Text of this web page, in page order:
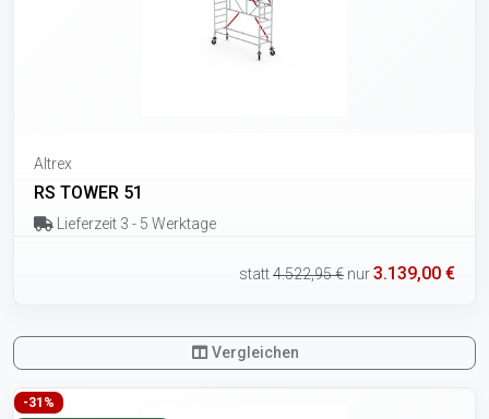
Altrex
RS TOWER 51
Lieferzeit 3 - 5 Werktage
statt4.522,95 € nur3.139,00 €
Vergleichen
-31%